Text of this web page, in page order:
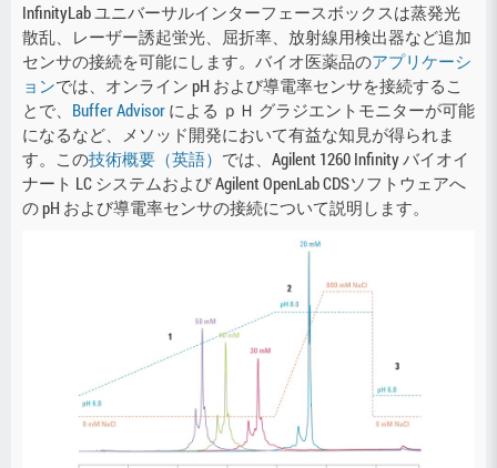
InfinityLab ユニバーサルインターフェースボックスは蒸発光
散乱、レーザー誘起蛍光、屈折率、放射線用検出器など追加
センサの接続を可能にします。バイオ医薬品のアプリケーシ
ョンでは、オンライン pH および導電率センサを接続するこ
とで、 Buffer Advisor による ｐＨ グラジエントモニターが可能
になるなど、メソッド開発において有益な知見が得られま
す。この技術概要（英語） では、Agilent 1260 Infinity バイオイ
ナート LC システムおよび Agilent OpenLab CDSソフトウェアへ
の pH および導電率センサの接続について説明します。